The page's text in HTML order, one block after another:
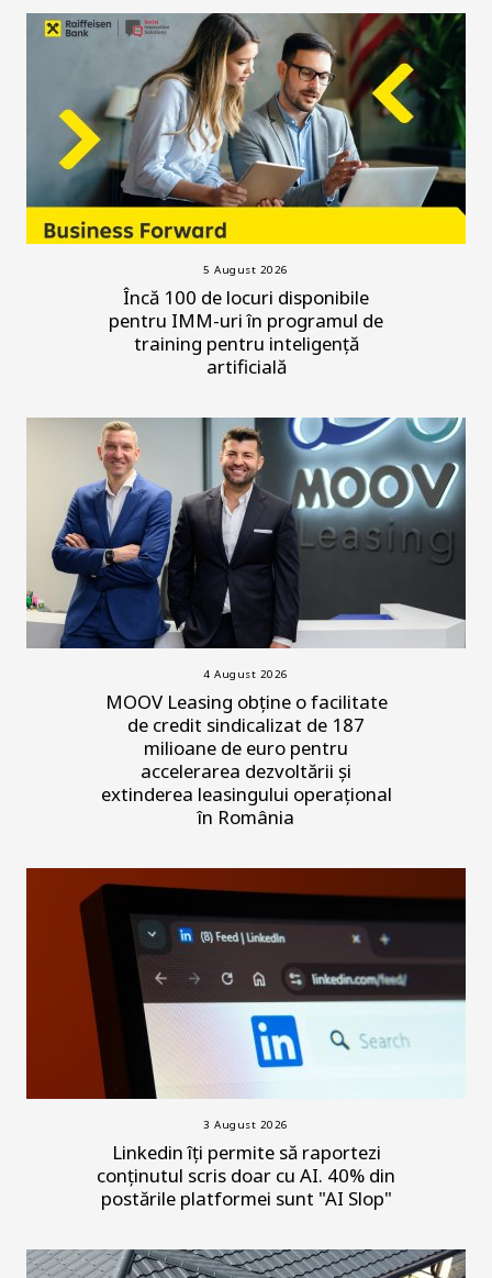
5 August 2026
Încă 100 de locuri disponibile
pentru IMM-uri în programul de
training pentru inteligență
artificială
4 August 2026
MOOV Leasing obține o facilitate
de credit sindicalizat de 187
milioane de euro pentru
accelerarea dezvoltării și
extinderea leasingului operațional
în România
3 August 2026
Linkedin îți permite să raportezi
conținutul scris doar cu AI. 40% din
postările platformei sunt "AI Slop"